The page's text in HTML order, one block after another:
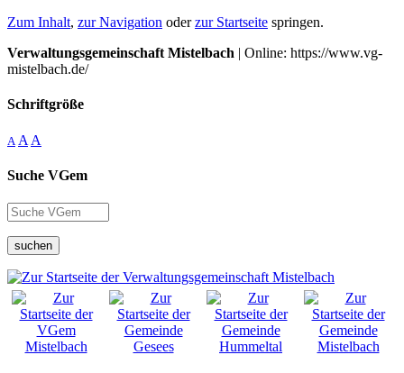
Zum Inhalt, zur Navigation oderzur Startseite springen.
Verwaltungsgemeinschaft Mistelbach | Online: https://www.vg-
mistelbach.de/
Schriftgröße
A A A
Suche VGem
suchen